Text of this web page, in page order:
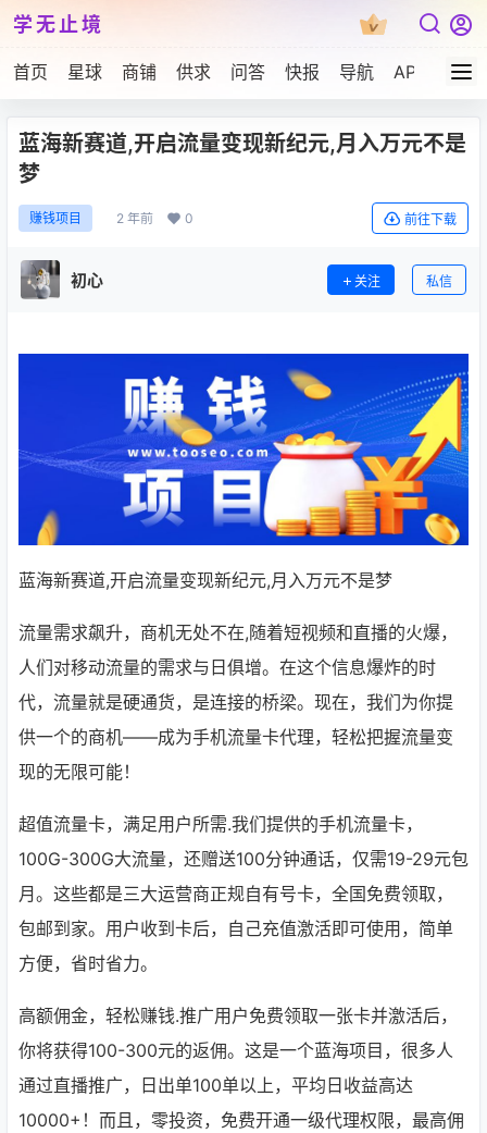
学无止境
首页 星球 商铺 供求 问答 快报 导航 APP下载
蓝海新赛道,开启流量变现新纪元,月入万元不是
梦
赚钱项目 2 年前 0 前往下载
初心 关注 私信
蓝海新赛道,开启流量变现新纪元,月入万元不是梦
流量需求飙升，商机无处不在,随着短视频和直播的火爆，
人们对移动流量的需求与日俱增。在这个信息爆炸的时
代，流量就是硬通货，是连接的桥梁。现在，我们为你提
供一个的商机——成为手机流量卡代理，轻松把握流量变
现的无限可能！
超值流量卡，满足用户所需.我们提供的手机流量卡，
100G-300G大流量，还赠送100分钟通话，仅需19-29元包
月。这些都是三大运营商正规自有号卡，全国免费领取，
包邮到家。用户收到卡后，自己充值激活即可使用，简单
方便，省时省力。
高额佣金，轻松赚钱.推广用户免费领取一张卡并激活后，
你将获得100-300元的返佣。这是一个蓝海项目，很多人
通过直播推广，日出单100单以上，平均日收益高达
10000+！而且，零投资，免费开通一级代理权限，最高佣